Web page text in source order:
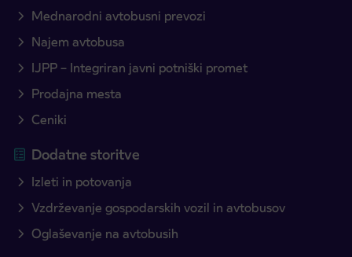
Mednarodni avtobusni prevozi
Najem avtobusa
IJPP – Integriran javni potniški promet
Prodajna mesta
Ceniki
Dodatne storitve
Izleti in potovanja
Vzdrževanje gospodarskih vozil in avtobusov
Oglaševanje na avtobusih